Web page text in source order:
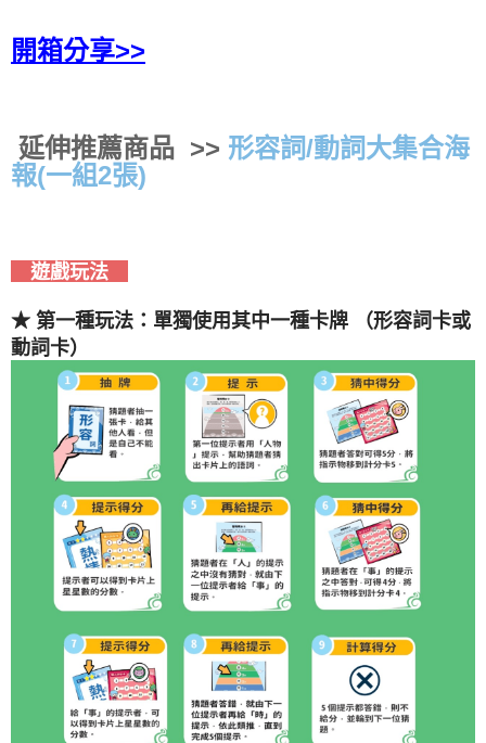
開箱分享>>
延伸推薦商品 >> 形容詞/動詞大集合海
報(一組2張)
遊戲玩法
★ 第一種玩法：單獨使用其中一種卡牌 （形容詞卡或
動詞卡）